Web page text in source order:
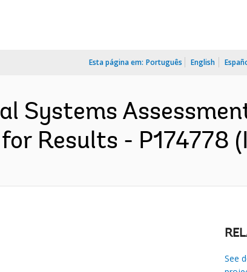
Esta página em: Português English
Systems
Results - P174778
See